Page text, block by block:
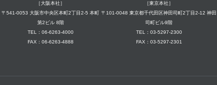
［大阪本社］
〒541-0053 大阪市中央区本町2丁目2-5 本町
第2ビル 8階
TEL：06-6263-4000
FAX：06-6263-4888
［東京本社］
〒101-0048 東京都千代田区神田司町2丁目2-12 神田
司町ビル9階
TEL：03-5297-2300
FAX：03-5297-2301